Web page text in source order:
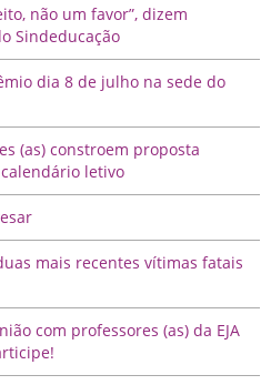
não um favor”, dizem
Sindeducação
dia 8 de julho na sede do
(as) constroem proposta
letivo
mais recentes vítimas fatais
com professores (as) da EJA